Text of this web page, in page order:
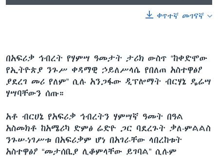
ቀጥተኛ መገናኛ
በአፍሪቃ ኅብረት የሃምሣ ዓመታት ታሪክ ውስጥ “ከቀድሞው
የኢትዮጵያ ንጉሥ ቀዳማዊ ኃይለሥላሴ የበለጠ አስተዋፅዖ
ያደረገ መሪ የለም” ሲሉ አንጋፋው ዲፕሎማት ብርሃኔ ዴሬሣ
ሃሣባቸውን ሰጡ።
አቶ ብርሀኔ የአፍሪቃ ኅብረትን ሃምሣኛ ዓመት በዓል
አስመክቶ ከአሜሪካ ድምፅ ሬድዮ ጋር ባደረጉት ቃለ-ምልልስ
ንጉሠ-ነገሥቱ በአፍሪቃም ሆነ በአገራቸው ላበረከቱት
አስተዋፅዖ “መታሰቢያ ሊቆምላቸው ይገባል” ሲሉም